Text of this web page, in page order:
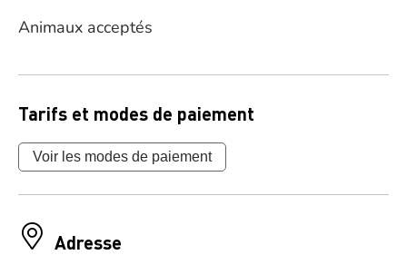
Animaux acceptés
Tarifs et modes de paiement
Voir les modes de paiement
Adresse